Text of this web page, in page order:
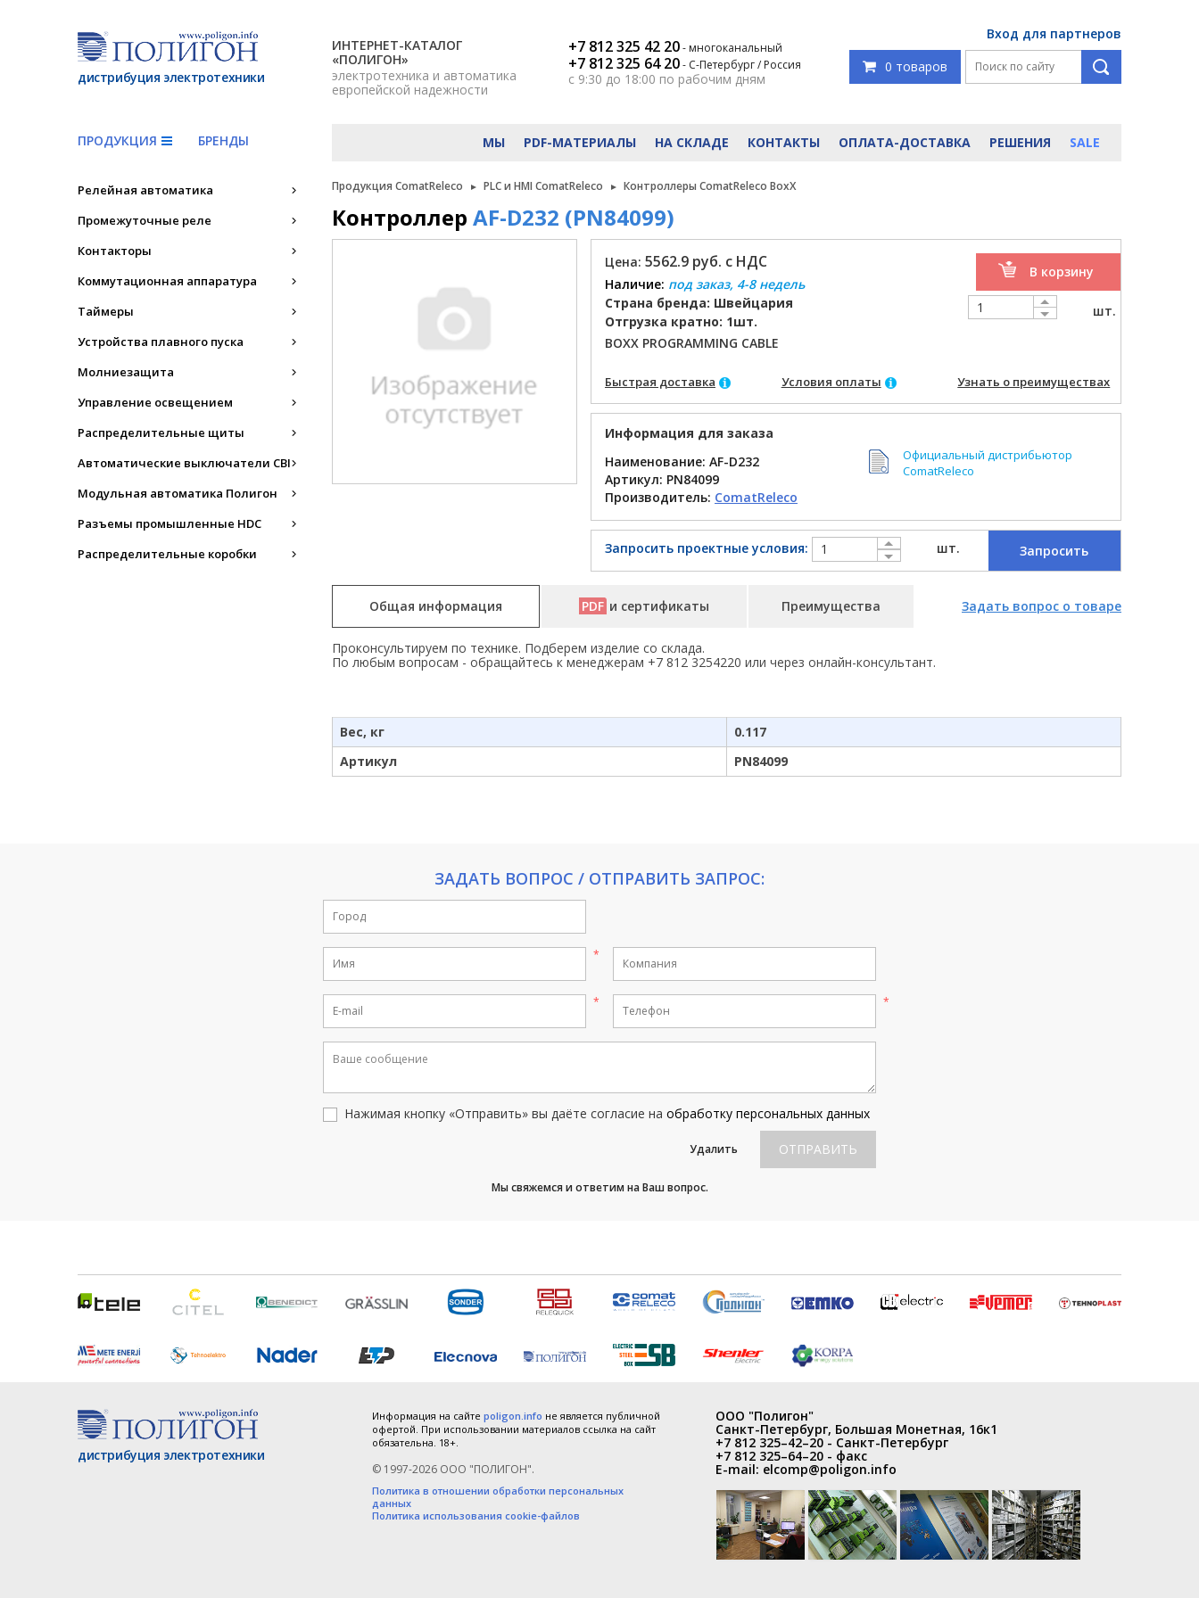
дистрибуция электротехники
ИНТЕРНЕТ-КАТАЛОГ
«ПОЛИГОН»
электротехника и автоматика
европейской надежности
+7 812 325 42 20- многоканальный
+7 812 325 64 20- С-Петербург / Россия
с 9:30 до 18:00 по рабочим дням
Вход для партнеров
0 товаров
ПРОДУКЦИЯ БРЕНДЫ МЫ PDF-МАТЕРИАЛЫ НА СКЛАДЕ КОНТАКТЫ ОПЛАТА-ДОСТАВКА РЕШЕНИЯ SALE
Релейная автоматика
Промежуточные реле
Контакторы
Коммутационная аппаратура
Таймеры
Устройства плавного пуска
Молниезащита
Управление освещением
Распределительные щиты
Автоматические выключатели CBI
Модульная автоматика Полигон
Разъемы промышленные HDC
Распределительные коробки
Продукция ComatReleco PLC и HMI ComatReleco Контроллеры ComatReleco BoxX
Контроллер AF-D232 (PN84099)
Цена: 5562.9 руб. с НДС
Наличие: под заказ, 4-8 недель
Страна бренда: Швейцария
Отгрузка кратно: 1шт.
В корзину
шт.
BOXX PROGRAMMING CABLE
Быстрая доставка Условия оплаты Узнать о преимуществах
Информация для заказа
Наименование: AF-D232
Артикул: PN84099
Производитель: ComatReleco
Официальный дистрибьютор
ComatReleco
Запросить проектные условия: шт. Запросить
Общая информация PDF и сертификаты Преимущества Задать вопрос о товаре
Проконсультируем по технике. Подберем изделие со склада.
По любым вопросам - обращайтесь к менеджерам +7 812 3254220 или через онлайн-консультант.
Вес, кг
0.117
Артикул
PN84099
ЗАДАТЬ ВОПРОС / ОТПРАВИТЬ ЗАПРОС:
Нажимая кнопку «Отправить» вы даёте согласие на обработку персональных данных
Удалить ОТПРАВИТЬ
Мы свяжемся и ответим на Ваш вопрос.
дистрибуция электротехники
Информация на сайте poligon.info не является публичной
офертой. При использовании материалов ссылка на сайт
обязательна. 18+.
© 1997-2026 ООО "ПОЛИГОН".
Политика в отношении обработки персональных
данных
Политика использования cookie-файлов
ООО "Полигон"
Санкт-Петербург, Большая Монетная, 16к1
+7 812 325–42–20 - Санкт-Петербург
+7 812 325–64–20 - факс
E-mail: elcomp@poligon.info